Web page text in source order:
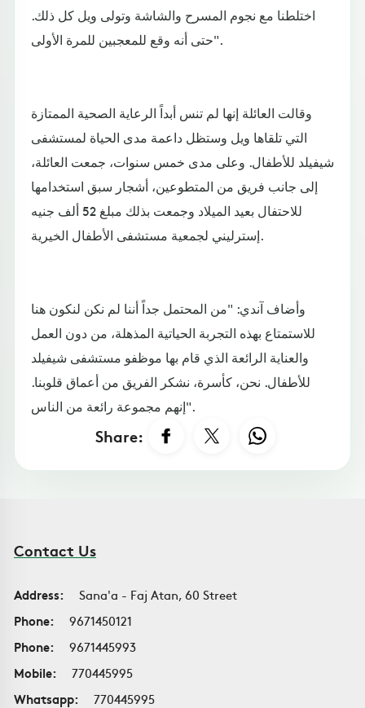
اختلطنا مع نجوم المسرح والشاشة وتولى ويل كل ذلك.
حتى أنه وقع للمعجبين للمرة الأولى".
وقالت العائلة إنها لم تنس أبداً الرعاية الصحية الممتازة
التي تلقاها ويل وستظل داعمة مدى الحياة لمستشفى
شيفيلد للأطفال. وعلى مدى خمس سنوات، جمعت العائلة،
إلى جانب فريق من المتطوعين، أشجار سبق استخدامها
للاحتفال بعيد الميلاد وجمعت بذلك مبلغ 52 ألف جنيه
إسترليني لجمعية مستشفى الأطفال الخيرية.
وأضاف آندي: "من المحتمل جداً أننا لم نكن لنكون هنا
للاستمتاع بهذه التجربة الحياتية المذهلة، من دون العمل
والعناية الرائعة الذي قام بها موظفو مستشفى شيفيلد
للأطفال. نحن، كأسرة، نشكر الفريق من أعماق قلوبنا.
إنهم مجموعة رائعة من الناس".
Share:
Contact Us
Address:
Sana'a - Faj Atan, 60 Street
Phone:
9671450121
Phone:
9671445993
Mobile:
770445995
Whatsapp:
770445995